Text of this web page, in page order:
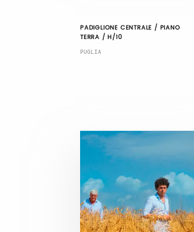
PADIGLIONE CENTRALE / PIANO
TERRA / H/10
PUGLIA